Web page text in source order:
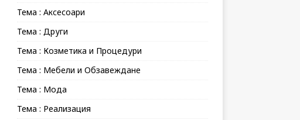
Тема : Аксесоари
Тема : Други
Тема : Козметика и Процедури
Тема : Мебели и Обзавеждане
Тема : Мода
Тема : Реализация